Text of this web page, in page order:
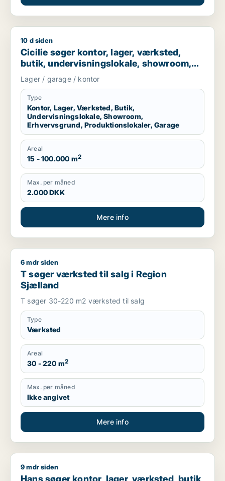
Cicilie søger kontor, lager, værksted, butik,
10 d siden
Cicilie søger kontor, lager, værksted,
butik, undervisningslokale, showroom,
erhvervsgrund, produktionslokaler eller
garage til leje i Region Sjælland eller
Nordsjælland
Lager / garage / kontor
Type
Kontor, Lager, Værksted, Butik,
Undervisningslokale, Showroom,
Erhvervsgrund, Produktionslokaler, Garage
Areal
15 - 100.000 m2
Max. per måned
2.000 DKK
Mere info
T søger værksted til salg i Region Sjælland
6 mdr siden
T søger værksted til salg i Region
Sjælland
T søger 30-220 m2 værksted til salg
Type
Værksted
Areal
30 - 220 m2
Max. per måned
Ikke angivet
Mere info
Hans søger kontor, lager, værksted, butik, klinik,
9 mdr siden
Hans søger kontor, lager, værksted, butik,